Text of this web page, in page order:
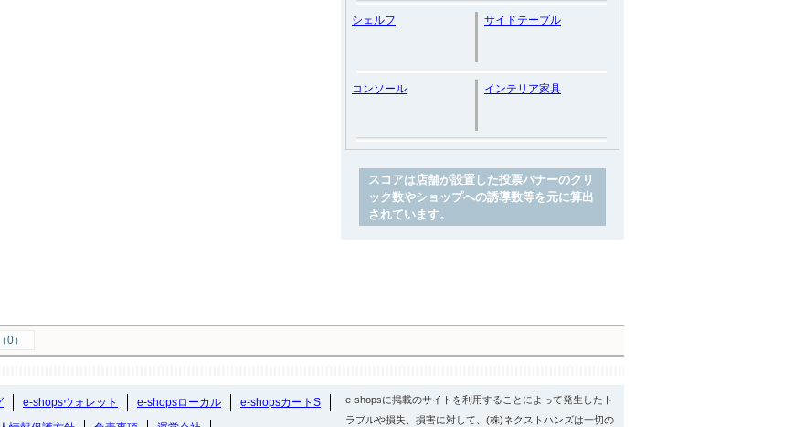
シェルフ サイドテーブル
コンソール インテリア家具
スコアは店舗が設置した投票バナーのクリ
ック数やショップへの誘導数等を元に算出
されています。
0）
e-shopsウォレット e-shopsローカル
e-shopsカートS
e-shopsに掲載のサイトを利用することによって発生したト
ラブルや損失、損害に対して、(株)ネクストハンズは一切の